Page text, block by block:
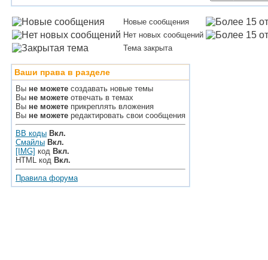
Новые сообщения
Нет новых сообщений
Тема закрыта
Ваши права в разделе
Вы не можете создавать новые темы
Вы не можете отвечать в темах
Вы не можете прикреплять вложения
Вы не можете редактировать свои сообщения
BB коды Вкл.
Смайлы Вкл.
[IMG] код Вкл.
HTML код Вкл.
Правила форума